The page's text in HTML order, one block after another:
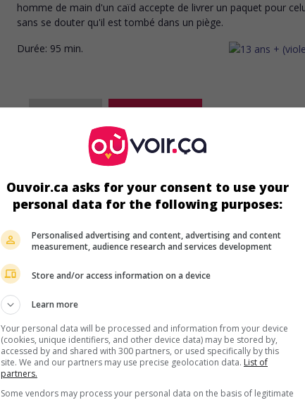
homme de main d'un caïd accepte de livrer un paquet pour
sans se douter qu'il est tombé dans un piège.
Durée: 95 min.
Représailles
Serinda Swan. Après avoir éliminé un violeur, un ancien
prend aux membres d'un gang de motards criminalisés qui
Durée: 94 min.
É.-U. 2011. Drame sportifde Anne Wheeler avec Daniel Magder
Steve Austin,Jaren Brandt Bartlett. Devenu concierge dans
secondaire, un ancien champion de boxe prend sous son aile un
nouvel élève persécuté par ses camarades de classe.
Ouvoir.ca asks for your consent to use your
personal data for the following purposes:
Personalised advertising and content, advertising and content
measurement, audience research and services development
Store and/or access information on a device
Learn more
Your personal data will be processed and information from your device
(cookies, unique identifiers, and other device data) may be stored by,
accessed by and shared with 300 partners, or used specifically by this
site. We and our partners may use precise geolocation data. List of
partners.
Some vendors may process your personal data on the basis of legitimate